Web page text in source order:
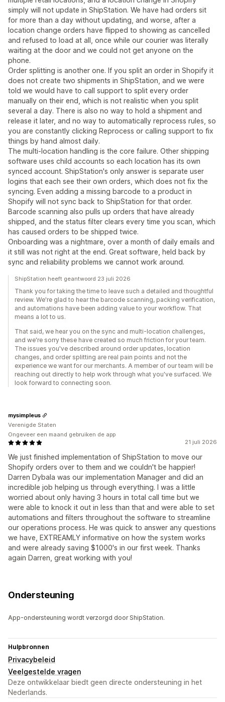
simply will not update in ShipStation. We have had orders sit
for more than a day without updating, and worse, after a
location change orders have flipped to showing as cancelled
and refused to load at all, once while our courier was literally
waiting at the door and we could not get anyone on the
phone.
Order splitting is another one. If you split an order in Shopify it
does not create two shipments in ShipStation, and we were
told we would have to call support to split every order
manually on their end, which is not realistic when you split
several a day. There is also no way to hold a shipment and
release it later, and no way to automatically reprocess rules, so
you are constantly clicking Reprocess or calling support to fix
things by hand almost daily.
The multi-location handling is the core failure. Other shipping
software uses child accounts so each location has its own
synced account. ShipStation's only answer is separate user
logins that each see their own orders, which does not fix the
syncing. Even adding a missing barcode to a product in
Shopify will not sync back to ShipStation for that order.
Barcode scanning also pulls up orders that have already
shipped, and the status filter clears every time you scan, which
has caused orders to be shipped twice.
Onboarding was a nightmare, over a month of daily emails and
it still was not right at the end. Great software, held back by
sync and reliability problems we cannot work around.
ShipStation heeft geantwoord 23 juli 2026
Thank you for taking the time to leave such a detailed and thoughtful
review. We're glad to hear the barcode scanning, packing verification,
and automations have been adding value to your workflow. That
means a lot to us.
That said, we hear you on the sync and multi-location challenges,
and we're sorry these have created so much friction for your team.
The issues you've described around order updates, location
changes, and order splitting are real pain points and not the
experience we want for our merchants. A member of our team will be
reaching out directly to help work through what you've surfaced. We
look forward to connecting soon.
21 juli 2026
We just finished implementation of ShipStation to move our
Shopify orders over to them and we couldn't be happier!
Darren Dybala was our implementation Manager and did an
incredible job helping us through everything. I was a little
worried about only having 3 hours in total call time but we
were able to knock it out in less than that and were able to set
automations and filters throughout the software to streamline
our operations process. He was quick to answer any questions
we have, EXTREAMLY informative on how the system works
and were already saving $1000's in our first week. Thanks
again Darren, great working with you!
mysimpleus
Verenigde Staten
Ongeveer een maand gebruiken de app
Ondersteuning
App-ondersteuning wordt verzorgd door ShipStation.
Hulpbronnen
Privacybeleid
Veelgestelde vragen
Deze ontwikkelaar biedt geen directe ondersteuning in het
Nederlands.